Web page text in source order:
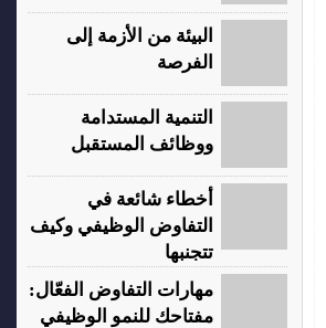
البيئة من الأزمة إلى
الفرصة
التنمية المستدامة
ووظائف المستقبل
أخطاء شائعة في
التفاوض الوظيفي وكيف
تتجنبها
مهارات التفاوض الفعّال:
مفتاحك للنمو الوظيفي